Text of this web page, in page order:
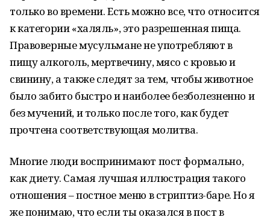
только во времени. Есть можно все, что относится
к категории «халяль», это разрешенная пища.
Правоверные мусульмане не употребляют в
пищу алкоголь, мертвечину, мясо с кровью и
свинину, а также следят за тем, чтобы животное
было забито быстро и наиболее безболезненно и
без мучений, и только после того, как будет
прочтена соответствующая молитва.
Многие люди воспринимают пост формально,
как диету. Самая лучшая иллюстрация такого
отношения – постное меню в стриптиз-баре. Но я
же понимаю, что если ты оказался в пост в